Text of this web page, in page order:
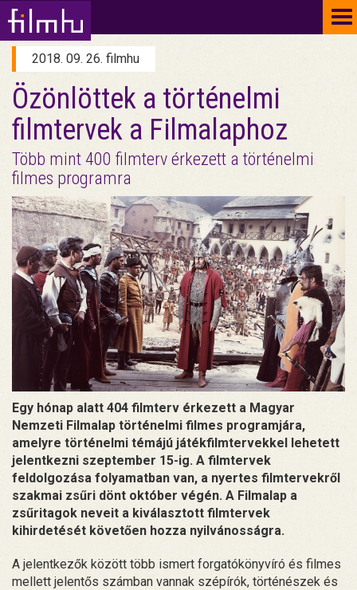
2018. 09. 26. filmhu
Özönlöttek a történelmi
filmtervek a Filmalaphoz
Több mint 400 filmterv érkezett a történelmi
filmes programra
Egy hónap alatt 404 filmterv érkezett a Magyar
Nemzeti Filmalap történelmi filmes programjára,
amelyre történelmi témájú játékfilmtervekkel lehetett
jelentkezni szeptember 15-ig. A filmtervek
feldolgozása folyamatban van, a nyertes filmtervekről
szakmai zsűri dönt október végén. A Filmalap a
zsűritagok neveit a kiválasztott filmtervek
kihirdetését követően hozza nyilvánosságra.
A jelentkezők között több ismert forgatókönyvíró és filmes
mellett jelentős számban vannak szépírók, történészek és